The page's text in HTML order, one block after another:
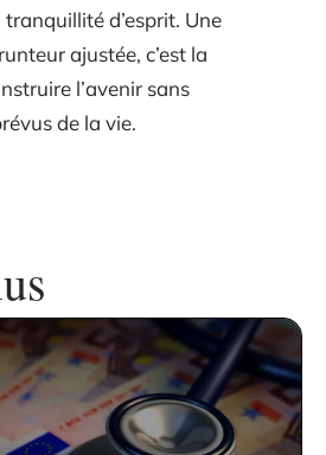
d’esprit. Une
ajustée, c’est la
l’avenir sans
de la vie.